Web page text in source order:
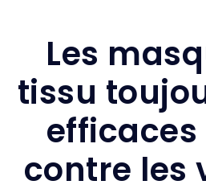
Les
tissu
contre les